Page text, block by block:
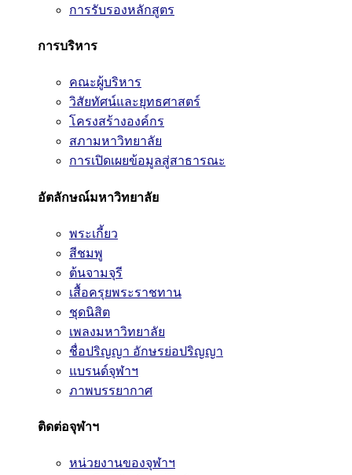
การรับรองหลักสูตร
การบริหาร
คณะผู้บริหาร
วิสัยทัศน์และยุทธศาสตร์
โครงสร้างองค์กร
สภามหาวิทยาลัย
การเปิดเผยข้อมูลสู่สาธารณะ
อัตลักษณ์มหาวิทยาลัย
พระเกี้ยว
สีชมพู
ต้นจามจุรี
เสื้อครุยพระราชทาน
ชุดนิสิต
เพลงมหาวิทยาลัย
ชื่อปริญญา อักษรย่อปริญญา
แบรนด์จุฬาฯ
ภาพบรรยากาศ
ติดต่อจุฬาฯ
หน่วยงานของจุฬาฯ